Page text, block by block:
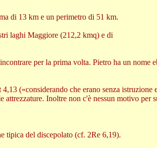
di 13 km e un perimetro di 51 km.
laghi Maggiore (212,2 kmq) e di
per la prima volta. Pietro ha un
(«considerando che erano senza
Inoltre non c'è nessun motivo per
tipica del discepolato (cf. 2Re 6,19).